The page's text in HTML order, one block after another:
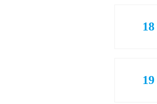
18
19